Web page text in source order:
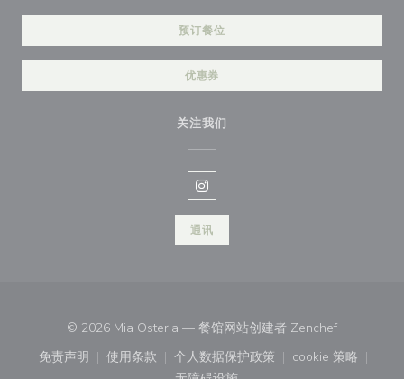
预订餐位
优惠券
关注我们
Instagram ((在新窗口中打开))
通讯
© 2026 Mia Osteria — 餐馆网站创建者 Zenchef((在新窗口
免责声明
((在新窗口中打开))
使用条款
((在新窗口中打开))
个人数据保护政策
((在新窗口中打开))
cookie 策略
((在新窗口